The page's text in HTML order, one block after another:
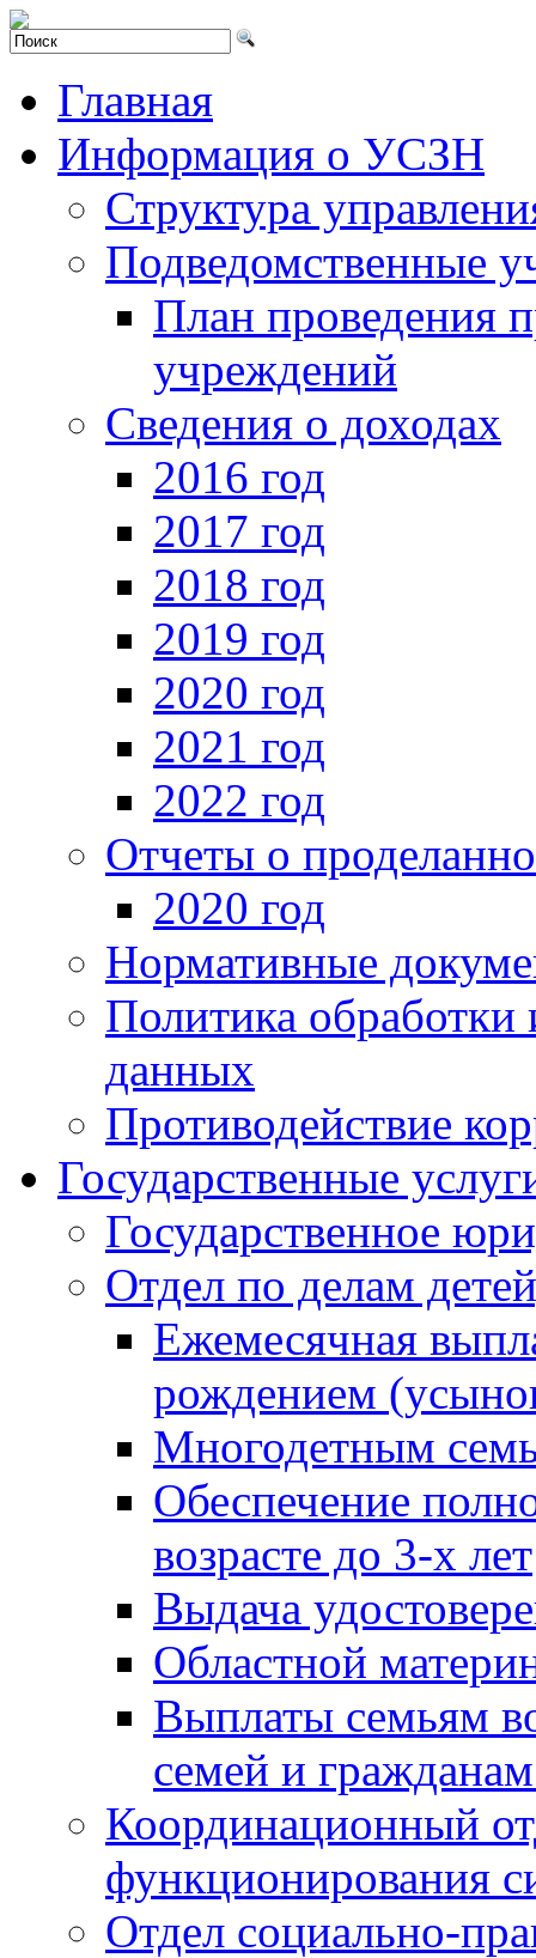
Главная
Информация о УСЗН
Структура
Подведомственные
План проведения
учреждений
Сведения о доходах
2016 год
2017 год
2018 год
2019 год
2020 год
2021 год
2022 год
Отчеты о
2020 год
Нормативные
Политика
данных
Противодействие
Государственные
Государственное
Отдел по делам
Ежемесячная
рождением
Многодетным
Обеспечение
возрасте до 3-х лет
Выдача
Областной
Выплаты семьям
семей и
Координационный
функционирования
Отдел социально-